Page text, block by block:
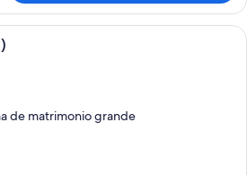
Habitación de hotel con una cama
de matrimonio grande